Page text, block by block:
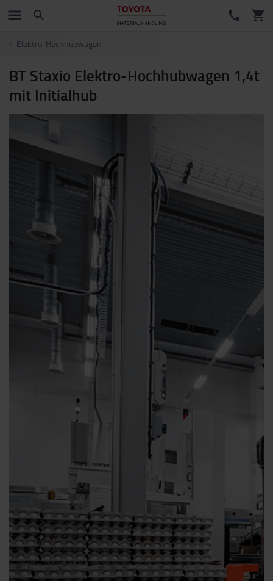
Elektro-Hochhubwagen
BT Staxio Elektro-Hochhubwagen 1,4t
mit Initialhub